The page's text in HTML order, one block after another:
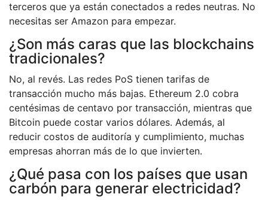
terceros que ya están conectados a redes neutras. No
necesitas ser Amazon para empezar.
¿Son más caras que las blockchains
tradicionales?
No, al revés. Las redes PoS tienen tarifas de
transacción mucho más bajas. Ethereum 2.0 cobra
centésimas de centavo por transacción, mientras que
Bitcoin puede costar varios dólares. Además, al
reducir costos de auditoría y cumplimiento, muchas
empresas ahorran más de lo que invierten.
¿Qué pasa con los países que usan
carbón para generar electricidad?